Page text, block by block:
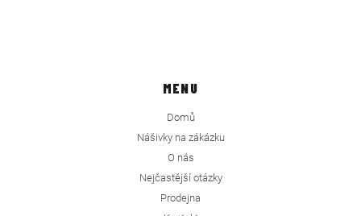
MENU
Domů
Nášivky na zákázku
O nás
Nejčastější otázky
Prodejna